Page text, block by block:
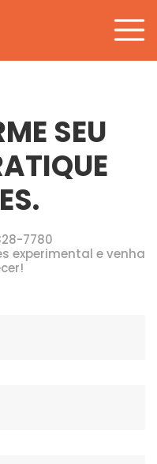
Exercícios
SEU
7780
experimental e venha